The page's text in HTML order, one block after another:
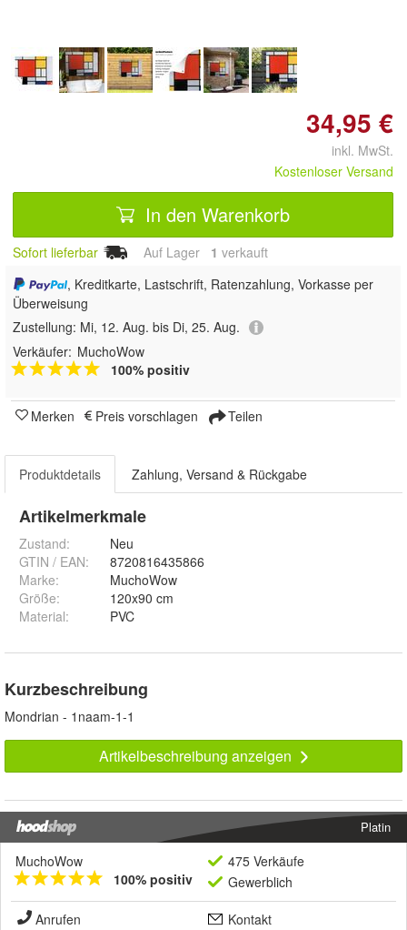
34,95 €
inkl. MwSt.
Kostenloser Versand
In den Warenkorb
Sofort lieferbar Auf Lager 1 verkauft
, Kreditkarte, Lastschrift, Ratenzahlung, Vorkasse per
Überweisung
Zustellung: Mi, 12. Aug. bis Di, 25. Aug.
Verkäufer: MuchoWow
100% positiv
Merken Preis vorschlagen Teilen
Produktdetails Zahlung, Versand & Rückgabe
Artikelmerkmale
Zustand:
Neu
GTIN / EAN:
8720816435866
Marke:
MuchoWow
Größe:
120x90 cm
Material: PVC
Kurzbeschreibung
Mondrian - 1naam-1-1
Artikelbeschreibung anzeigen
Platin
MuchoWow
100% positiv
475 Verkäufe
Gewerblich
Anrufen
Kontakt